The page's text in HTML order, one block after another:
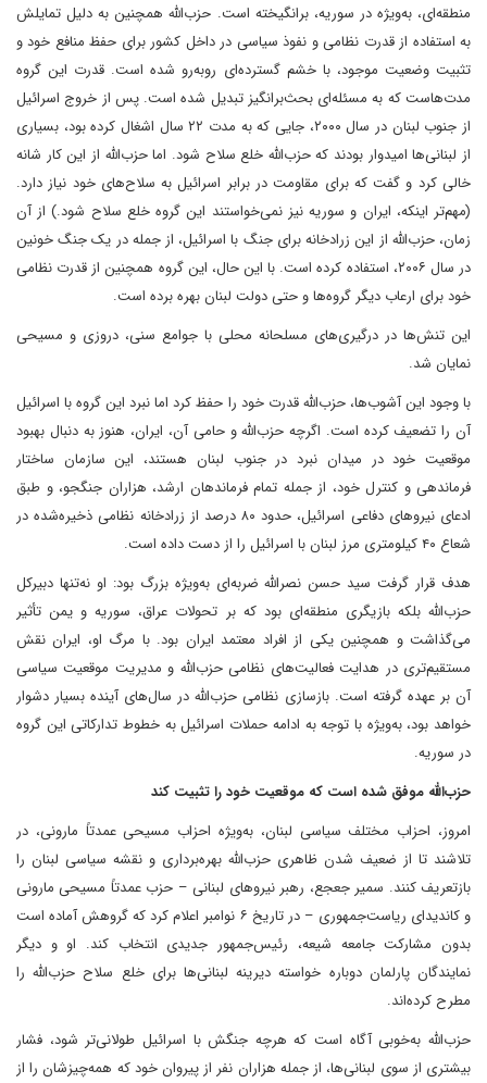
منطقه‌ای، به‌ویژه در سوریه، برانگیخته است. حزب‌الله همچنین به دلیل تمایلش
به استفاده از قدرت نظامی و نفوذ سیاسی در داخل کشور برای حفظ منافع خود و
تثبیت وضعیت موجود، با خشم گسترده‌ای روبه‌رو شده است. قدرت این گروه
مدت‌هاست که به مسئله‌ای بحث‌برانگیز تبدیل شده است. پس از خروج اسرائیل
از جنوب لبنان در سال ۲۰۰۰، جایی که به مدت ۲۲ سال اشغال کرده بود، بسیاری
از لبنانی‌ها امیدوار بودند که حزب‌الله خلع سلاح شود. اما حزب‌الله از این کار شانه
خالی کرد و گفت که برای مقاومت در برابر اسرائیل به سلاح‌های خود نیاز دارد.
(مهم‌تر اینکه، ایران و سوریه نیز نمی‌خواستند این گروه خلع سلاح شود.) از آن
زمان، حزب‌الله از این زرادخانه برای جنگ با اسرائیل، از جمله در یک جنگ خونین
در سال ۲۰۰۶، استفاده کرده است. با این حال، این گروه همچنین از قدرت نظامی
خود برای ارعاب دیگر گروه‌ها و حتی دولت لبنان بهره برده است.
این تنش‌ها در درگیری‌های مسلحانه محلی با جوامع سنی، دروزی و مسیحی
نمایان شد.
با وجود این آشوب‌ها، حزب‌الله قدرت خود را حفظ کرد اما نبرد این گروه با اسرائیل
آن را تضعیف کرده است. اگرچه حزب‌الله و حامی آن، ایران، هنوز به دنبال بهبود
موقعیت خود در میدان نبرد در جنوب لبنان هستند، این سازمان ساختار
فرماندهی و کنترل خود، از جمله تمام فرماندهان ارشد، هزاران جنگجو، و طبق
ادعای نیروهای دفاعی اسرائیل، حدود ۸۰ درصد از زرادخانه نظامی ذخیره‌شده در
شعاع ۴۰ کیلومتری مرز لبنان با اسرائیل را از دست داده است.
هدف قرار گرفت سید حسن نصرالله ضربه‌ای به‌ویژه بزرگ بود: او نه‌تنها دبیرکل
حزب‌الله بلکه بازیگری منطقه‌ای بود که بر تحولات عراق، سوریه و یمن تأثیر
می‌گذاشت و همچنین یکی از افراد معتمد ایران بود. با مرگ او، ایران نقش
مستقیم‌تری در هدایت فعالیت‌های نظامی حزب‌الله و مدیریت موقعیت سیاسی
آن بر عهده گرفته است. بازسازی نظامی حزب‌الله در سال‌های آینده بسیار دشوار
خواهد بود، به‌ویژه با توجه به ادامه حملات اسرائیل به خطوط تدارکاتی این گروه
در سوریه.
حزب‌الله موفق شده است که موقعیت خود را تثبیت کند
امروز، احزاب مختلف سیاسی لبنان، به‌ویژه احزاب مسیحی عمدتاً مارونی، در
تلاشند تا از ضعیف شدن ظاهری حزب‌الله بهره‌برداری و نقشه سیاسی لبنان را
بازتعریف کنند. سمیر جعجع، رهبر نیروهای لبنانی – حزب عمدتاً مسیحی مارونی
و کاندیدای ریاست‌جمهوری – در تاریخ ۶ نوامبر اعلام کرد که گروهش آماده است
بدون مشارکت جامعه شیعه، رئیس‌جمهور جدیدی انتخاب کند. او و دیگر
نمایندگان پارلمان دوباره خواسته دیرینه لبنانی‌ها برای خلع سلاح حزب‌الله را
مطرح کرده‌اند.
حزب‌الله به‌خوبی آگاه است که هرچه جنگش با اسرائیل طولانی‌تر شود، فشار
بیشتری از سوی لبنانی‌ها، از جمله هزاران نفر از پیروان خود که همه‌چیزشان را از